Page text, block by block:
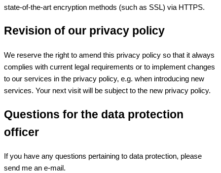
state-of-the-art encryption methods (such as SSL) via HTTPS.
Revision of our privacy policy
We reserve the right to amend this privacy policy so that it always
complies with current legal requirements or to implement changes
to our services in the privacy policy, e.g. when introducing new
services. Your next visit will be subject to the new privacy policy.
Questions for the data protection
officer
If you have any questions pertaining to data protection, please
send me an e-mail.